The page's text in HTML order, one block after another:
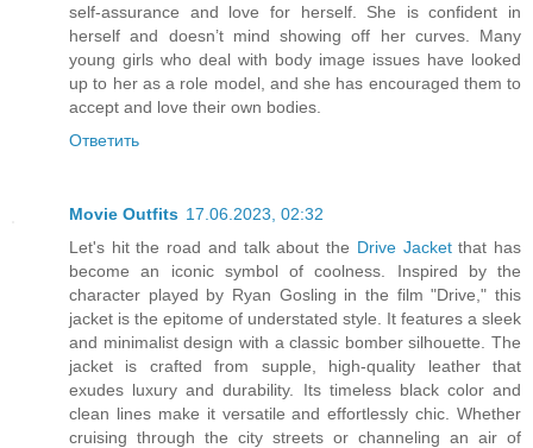
self-assurance and love for herself. She is confident in
herself and doesn’t mind showing off her curves. Many
young girls who deal with body image issues have looked
up to her as a role model, and she has encouraged them to
accept and love their own bodies.
Ответить
Movie Outfits 17.06.2023, 02:32
Let's hit the road and talk about the Drive Jacketthat has
become an iconic symbol of coolness. Inspired by the
character played by Ryan Gosling in the film "Drive," this
jacket is the epitome of understated style. It features a sleek
and minimalist design with a classic bomber silhouette. The
jacket is crafted from supple, high-quality leather that
exudes luxury and durability. Its timeless black color and
clean lines make it versatile and effortlessly chic. Whether
cruising through the city streets or channeling an air of